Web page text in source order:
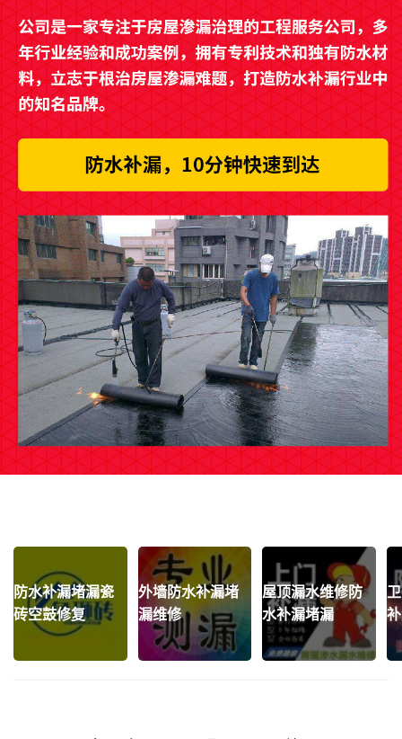
防水补漏堵漏瓷
砖空鼓修复
外墙防水补漏堵
漏维修
屋顶漏水维修防
水补漏堵漏